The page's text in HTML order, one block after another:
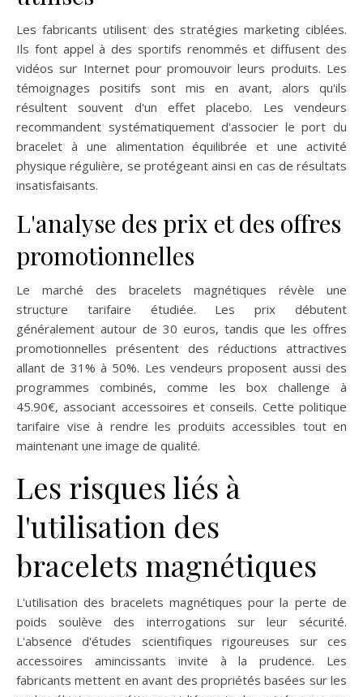
Les fabricants utilisent des stratégies marketing ciblées.
Ils font appel à des sportifs renommés et diffusent des
vidéos sur Internet pour promouvoir leurs produits. Les
témoignages positifs sont mis en avant, alors qu'ils
résultent souvent d'un effet placebo. Les vendeurs
recommandent systématiquement d'associer le port du
bracelet à une alimentation équilibrée et une activité
physique régulière, se protégeant ainsi en cas de résultats
insatisfaisants.
L'analyse des prix et des offres
promotionnelles
Le marché des bracelets magnétiques révèle une
structure tarifaire étudiée. Les prix débutent
généralement autour de 30 euros, tandis que les offres
promotionnelles présentent des réductions attractives
allant de 31% à 50%. Les vendeurs proposent aussi des
programmes combinés, comme les box challenge à
45.90€, associant accessoires et conseils. Cette politique
tarifaire vise à rendre les produits accessibles tout en
maintenant une image de qualité.
Les risques liés à
l'utilisation des
bracelets magnétiques
L'utilisation des bracelets magnétiques pour la perte de
poids soulève des interrogations sur leur sécurité.
L'absence d'études scientifiques rigoureuses sur ces
accessoires amincissants invite à la prudence. Les
fabricants mettent en avant des propriétés basées sur les